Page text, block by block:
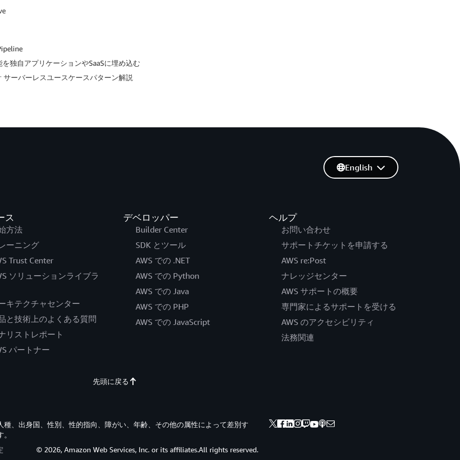
独自アプリケーションやSaaSに埋め込む
ーバーレスユースケースパターン解説
ス
方法
ーニング
Trust Center
ソリューションライブラ
キテクチャセンター
と技術上のよくある質問
リストレポート
パートナー
デベロッパー
Builder Center
SDK とツール
AWS での .NET
AWS での Python
AWS での Java
AWS での PHP
AWS での JavaScript
ヘルプ
お問い合わせ
サポートチケットを申請する
AWS re:Post
ナレッジセンター
AWS サポートの概要
専門家によるサポートを受ける
AWS のアクセシビリティ
法務関連
English
先頭に戻る
、出身国、性別、性的指向、障がい、年齢、その他の属性によって差別す
© 2026, Amazon Web Services, Inc. or its affiliates.All rights reserved.